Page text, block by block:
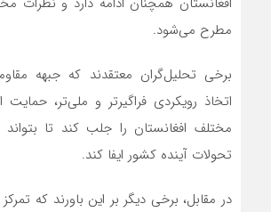
مطرح می‌شود.
برخی تحلیل‌گران معتقدند که جبهه
اتخاذ رویکردی فراگیرتر و ملی‌تر، حمایت
مختلف افغانستان را جلب کند تا
تحولات آینده کشور ایفا کند.
در مقابل، برخی دیگر بر این باورند که